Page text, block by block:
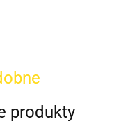
produkty